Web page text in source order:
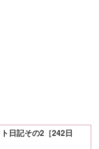
日記その2［242日